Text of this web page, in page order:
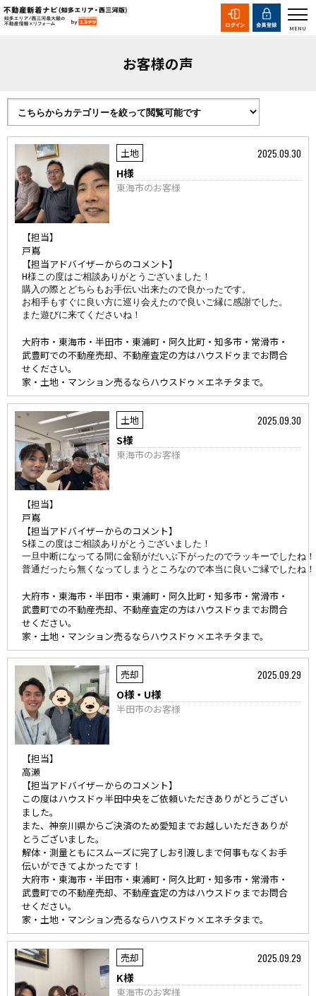
お客様の声
土地 2025.09.30
H様
東海市のお客様
【担当】
戸嶌
【担当アドバイザーからのコメント】
H様この度はご相談ありがとうございました！
購入の際とどちらもお手伝い出来たので良かったです。
お相手もすぐに良い方に巡り会えたので良いご縁に感謝でした。
また遊びに来てくださいね！
大府市・東海市・半田市・東浦町・阿久比町・知多市・常滑市・
武豊町での不動産売却、不動産査定の方はハウスドゥまでお問合
せください。
家・土地・マンション売るならハウスドゥ×エネチタまで。
土地 2025.09.30
S様
東海市のお客様
【担当】
戸嶌
【担当アドバイザーからのコメント】
S様この度はご相談ありがとうございました！
一旦中断になってる間に金額がだいぶ下がったのでラッキーでしたね！
普通だったら無くなってしまうところなので本当に良いご縁でしたね！
大府市・東海市・半田市・東浦町・阿久比町・知多市・常滑市・
武豊町での不動産売却、不動産査定の方はハウスドゥまでお問合
せください。
家・土地・マンション売るならハウスドゥ×エネチタまで。
売却 2025.09.29
O様・U様
半田市のお客様
【担当】
高瀬
【担当アドバイザーからのコメント】
この度はハウスドゥ半田中央をご依頼いただきありがとうござい
ました。
また、神奈川県からご決済のため愛知までお越しいただきありが
とうございました。
解体・測量ともにスムーズに完了しお引渡しまで何事もなくお手
伝いができてよかったです！
大府市・東海市・半田市・東浦町・阿久比町・知多市・常滑市・
武豊町での不動産売却、不動産査定の方はハウスドゥまでお問合
せください。
家・土地・マンション売るならハウスドゥ×エネチタまで。
売却 2025.09.29
K様
東海市のお客様